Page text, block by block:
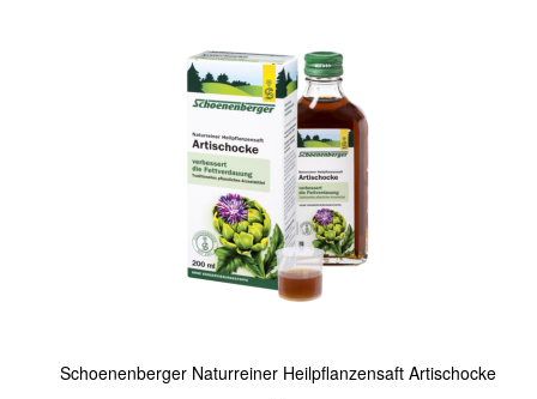
Schoenenberger Naturreiner Heilpflanzensaft Artischocke